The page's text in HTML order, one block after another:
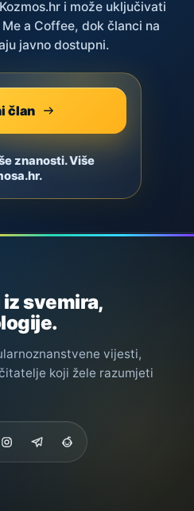
i može uključivati
a Coffee, dok članci na
javno dostupni.
član
znanosti. Više
svemira,
vijesti,
koji žele razumjeti